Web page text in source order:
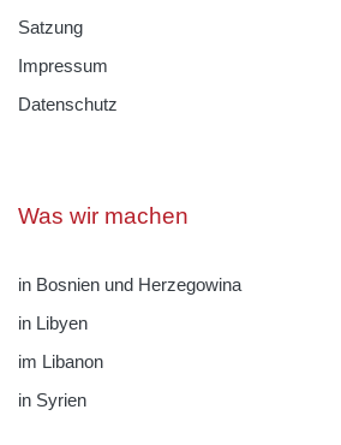
Satzung
Impressum
Datenschutz
Was wir machen
in Bosnien und Herzegowina
in Libyen
im Libanon
in Syrien